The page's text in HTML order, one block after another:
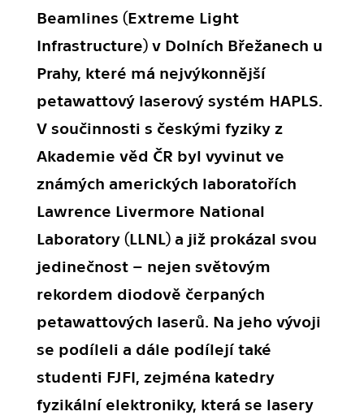
Beamlines (Extreme Light
Infrastructure) v Dolních Břežanech u
Prahy, které má nejvýkonnější
petawattový laserový systém HAPLS.
V součinnosti s českými fyziky z
Akademie věd ČR byl vyvinut ve
známých amerických laboratořích
Lawrence Livermore National
Laboratory (LLNL) a již prokázal svou
jedinečnost – nejen světovým
rekordem diodově čerpaných
petawattových laserů. Na jeho vývoji
se podíleli a dále podílejí také
studenti FJFI, zejména katedry
fyzikální elektroniky, která se lasery